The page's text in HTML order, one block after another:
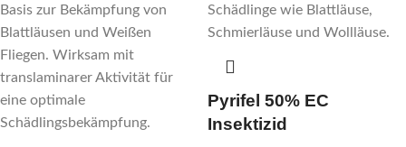
Pyrifel 50% EC
Insektizid